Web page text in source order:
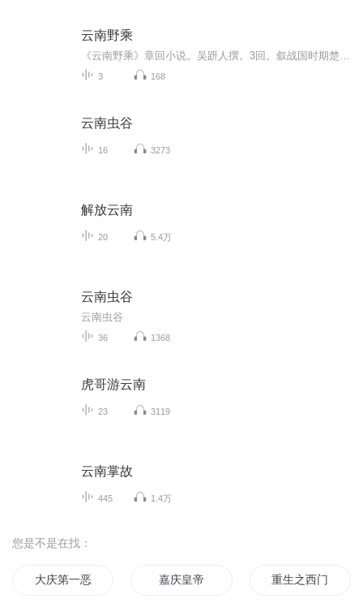
云南野乘
3 168
云南虫谷
16 3273
解放云南
20 5.4万
云南虫谷
云南虫谷
36 1368
虎哥游云南
23 3119
云南掌故
445 1.4万
您是不是在找：
大庆第一恶 嘉庆皇帝 重生之西门庆